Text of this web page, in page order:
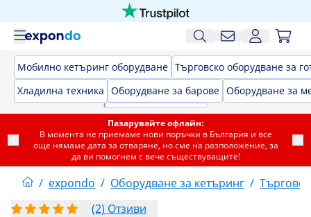
Мобилно кетъринг оборудване Търговско оборудване за
Хладилна техника Оборудване за барове Оборудване за
Пазарувайте офлайн:
В момента не приемаме нови поръчки в България и все
още нямаме дата за отваряне, но сме на разположение, за
да ви помогнем с вече съществуващите!
/ expondo / Оборудване за кетъринг /
(2) Отзиви